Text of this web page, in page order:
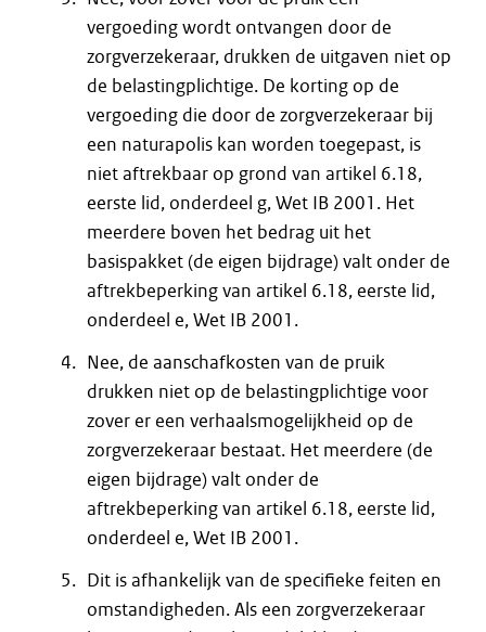
vergoeding wordt ontvangen door de
zorgverzekeraar, drukken de uitgaven niet op
de belastingplichtige. De korting op de
vergoeding die door de zorgverzekeraar bij
een naturapolis kan worden toegepast, is
niet aftrekbaar op grond van artikel 6.18,
eerste lid, onderdeel g, Wet IB 2001. Het
meerdere boven het bedrag uit het
basispakket (de eigen bijdrage) valt onder de
aftrekbeperking van artikel 6.18, eerste lid,
onderdeel e, Wet IB 2001.
Nee, de aanschafkosten van de pruik
drukken niet op de belastingplichtige voor
zover er een verhaalsmogelijkheid op de
zorgverzekeraar bestaat. Het meerdere (de
eigen bijdrage) valt onder de
aftrekbeperking van artikel 6.18, eerste lid,
onderdeel e, Wet IB 2001.
Dit is afhankelijk van de specifieke feiten en
omstandigheden. Als een zorgverzekeraar